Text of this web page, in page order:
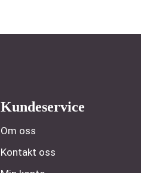
Kundeservice
Om oss
Kontakt oss